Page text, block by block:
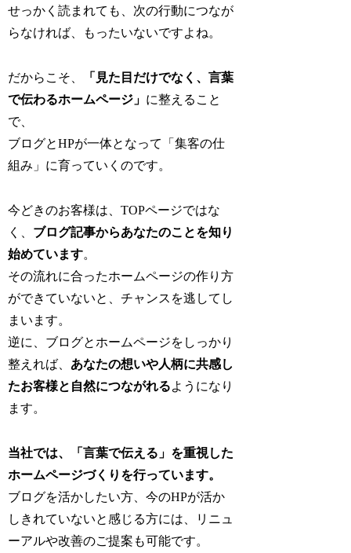
せっかく読まれても、次の行動につなが
らなければ、もったいないですよね。
だからこそ、
「見た目だけでなく、言葉
で伝わるホームページ」 に整えること
で、
ブログとHPが一体となって「集客の仕
組み」に育っていくのです。
今どきのお客様は、TOPページではな
く、 ブログ記事からあなたのことを知り
始めています。
その流れに合ったホームページの作り方
ができていないと、チャンスを逃してし
まいます。
逆に、ブログとホームページをしっかり
整えれば、 あなたの想いや人柄に共感し
たお客様と自然につながれるようになり
ます。
当社では、「言葉で伝える」を重視した
ホームページづくりを行っています。
ブログを活かしたい方、今のHPが活か
しきれていないと感じる方には、リニュ
ーアルや改善のご提案も可能です。